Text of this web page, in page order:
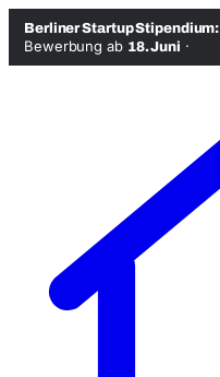
Berliner Startup Stipendium:
Bewerbung ab 18. Juni ·